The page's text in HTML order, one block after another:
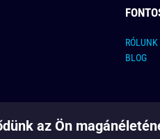
RÓLUNK
BLOG
az Ön